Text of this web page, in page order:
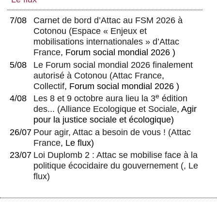
quels principes ?
Les droits de propriété intellectuelle : un
danger pour la santé
réponse au texte de Txetx Etcheverry
7/08
Carnet de bord d’Attac au FSM 2026 à
Cotonou (Espace « Enjeux et
mobilisations internationales » d’Attac
France, Forum social mondial 2026 )
5/08
Le Forum social mondial 2026 finalement
autorisé à Cotonou (Attac France,
Collectif, Forum social mondial 2026 )
4/08
Les 8 et 9 octobre aura lieu la 3e édition
des... (Alliance Ecologique et Sociale, Agir
pour la justice sociale et écologique)
26/07 Pour agir, Attac a besoin de vous ! (Attac
France, Le flux)
23/07 Loi Duplomb 2 : Attac se mobilise face à la
politique écocidaire du gouvernement (, Le
flux)